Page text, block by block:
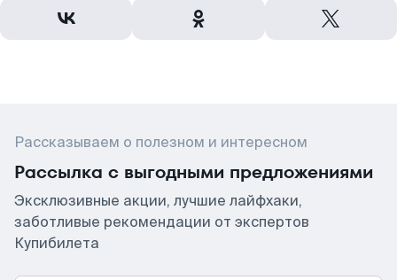
Рассказываем о полезном и интересном
Рассылка с выгодными предложениями
Эксклюзивные акции, лучшие лайфхаки,
заботливые рекомендации от экспертов
Купибилета